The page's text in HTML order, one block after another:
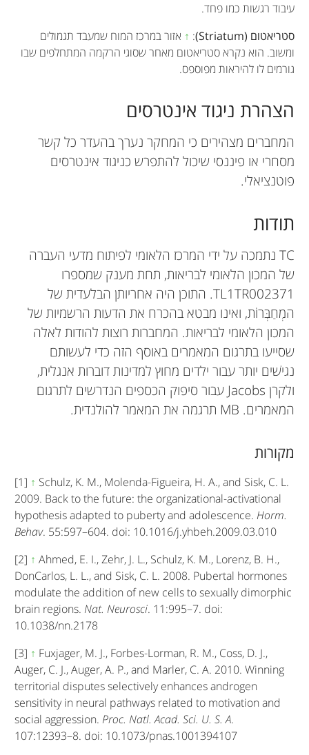
עיבוד רגשות כמו פחד.
סטריאטום (Striatum)
:
↑ אזור במרכז המוח שמעבד תגמולים
ומשוב. הוא נקרא סטריאטום מאחר שסוגי הרקמה המתחלפים שבו
גורמים לו להיראות מפוספס.
הצהרת ניגוד אינטרסים
המחברים מצהירים כי המחקר נערך בהעדר כל קשר
מסחרי או פיננסי שיכול להתפרש כניגוד אינטרסים
פוטנציאלי.
תודות
TC נתמכה על ידי המרכז הלאומי לפיתוח מדעי העברה
של המכון הלאומי לבריאות, תחת מענק שמספרו
TL1TR002371. התוכן היה אחריותן הבלעדית של
המְחַבְּרוֹת, ואינו מבטא בהכרח את הדעות הרשמיות של
המכון הלאומי לבריאות. המחברות רוצות להודות לאלה
שסייעו בתרגום המאמרים באוסף הזה כדי לעשותם
נגישׁים יותר עבור ילדים מחוץ למדינות דוברות אנגלית,
ולקרן Jacobs עבור סיפוק הכספים הנדרשים לתרגום
המאמרים. MB תרגמה את המאמר להולנדית.
מקורות
[1] ↑ Schulz, K. M., Molenda-Figueira, H. A., and Sisk, C. L.
2009. Back to the future: the organizational-activational
hypothesis adapted to puberty and adolescence.Horm.
Behav. 55:597–604. doi: 10.1016/j.yhbeh.2009.03.010
[2] ↑ Ahmed, E. I., Zehr, J. L., Schulz, K. M., Lorenz, B. H.,
DonCarlos, L. L., and Sisk, C. L. 2008. Pubertal hormones
modulate the addition of new cells to sexually dimorphic
brain regions.Nat. Neurosci. 11:995–7. doi:
10.1038/nn.2178
[3] ↑ Fuxjager, M. J., Forbes-Lorman, R. M., Coss, D. J.,
Auger, C. J., Auger, A. P., and Marler, C. A. 2010. Winning
territorial disputes selectively enhances androgen
sensitivity in neural pathways related to motivation and
social aggression.Proc. Natl. Acad. Sci. U. S. A.
107:12393–8. doi: 10.1073/pnas.1001394107